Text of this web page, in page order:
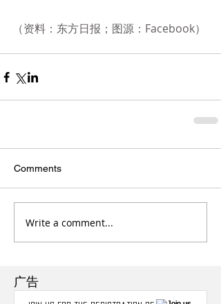
（资料：东方日报；图源：Facebook）
Comments
Write a comment...
广告